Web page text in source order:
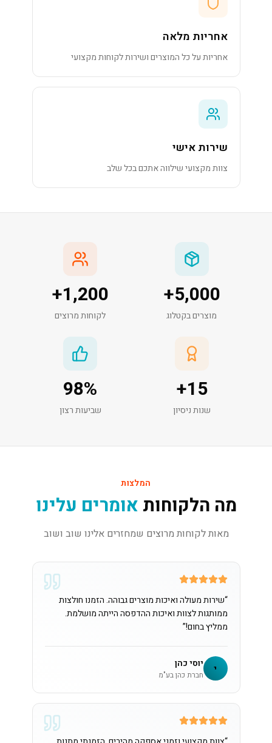
אחריות מלאה
אחריות על כל המוצרים ושירות לקוחות מקצועי
שירות אישי
צוות מקצועי שילווה אתכם בכל שלב
5,000
+
מוצרים בקטלוג
1,200
+
לקוחות מרוצים
15
+
שנות ניסיון
98%
שביעות רצון
המלצות
מה הלקוחות אומרים עלינו
מאות לקוחות מרוצים שמחזרים אלינו שוב ושוב
“שירות מעולה ואיכות מוצרים גבוהה. הזמנו חולצות
ממותגות לצוות ואיכות ההדפסה הייתה מושלמת.
ממליץ בחום!”
י יוסי כהן
חברת כהן בע"מ